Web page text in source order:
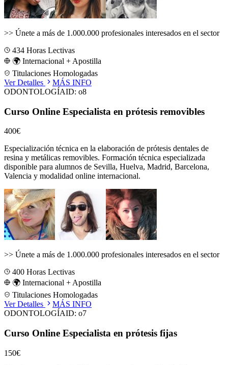
>> Únete a más de 1.000.000 profesionales interesados en el sector
434 Horas Lectivas
🌍 Internacional + Apostilla
Titulaciones Homologadas
Ver Detalles
MÁS INFO
ODONTOLOGÍAID: o8
Curso Online Especialista en prótesis removibles
400€
Especialización técnica en la elaboración de prótesis dentales de
resina y metálicas removibles. Formación técnica especializada
disponible para alumnos de Sevilla, Huelva, Madrid, Barcelona,
Valencia y modalidad online internacional.
>> Únete a más de 1.000.000 profesionales interesados en el sector
400 Horas Lectivas
🌍 Internacional + Apostilla
Titulaciones Homologadas
Ver Detalles
MÁS INFO
ODONTOLOGÍAID: o7
Curso Online Especialista en prótesis fijas
150€